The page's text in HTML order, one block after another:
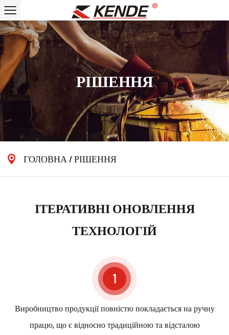
РІШЕННЯ
ГОЛОВНА /РІШЕННЯ
ІТЕРАТИВНІ ОНОВЛЕННЯ
ТЕХНОЛОГІЙ
1
Виробництво продукції повністю покладається на ручну
працю, що є відносно традиційною та відсталою